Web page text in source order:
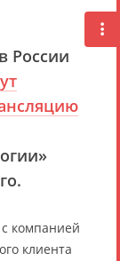
России
компанией
клиента